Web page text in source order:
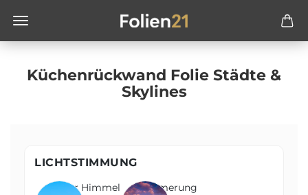
Küchenrückwand Folie Städte &
Skylines
LICHTSTIMMUNG
blauer Himmel
Dämmerung